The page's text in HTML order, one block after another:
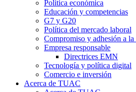
Política económica
Educación y competencias
G7 y G20
Política del mercado laboral
Compromiso y adhesión a
Empresa responsable
Directrices EMN
Tecnología y política digital
Comercio e inversión
Acerca de TUAC